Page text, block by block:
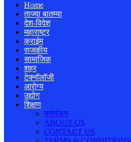
Home
ताज्या बातम्या
देश-विदेश
महाराष्ट्र
क्राईम
राजकीय
सामाजिक
शहर
टेक्नॉलॉजी
आरोग्य
उद्योग
शिक्षण
मनोरंजन
ABOUT US
CONTACT US